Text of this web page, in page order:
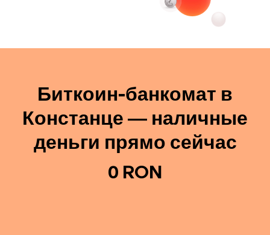
Биткоин-банкомат в
Констанце — наличные
деньги прямо сейчас
0 RON